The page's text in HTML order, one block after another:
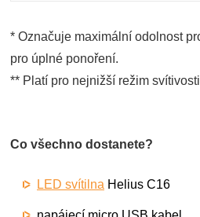
* Označuje maximální odolnost
pro úplné ponoření.
** Platí pro nejnižší režim
Co všechno dostanete?
LED svítilna Helius C16